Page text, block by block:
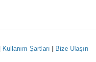
Kullanım Şartları Bize Ulaşın